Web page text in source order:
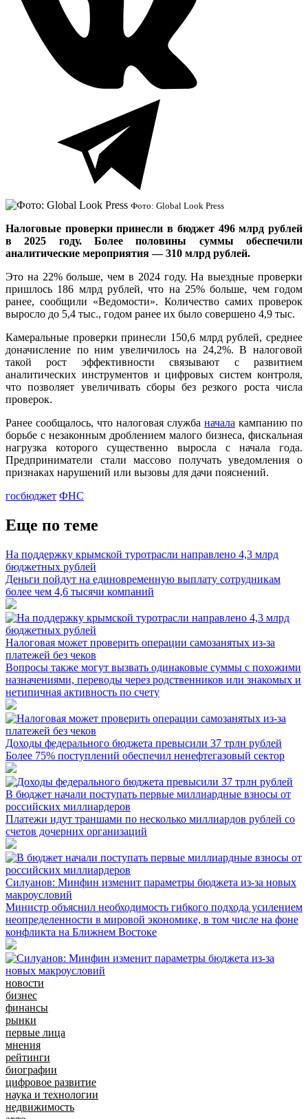
Фото: Global Look Press
Налоговые проверки принесли в бюджет 496 млрд рублей
в 2025 году. Более половины суммы обеспечили
аналитические мероприятия — 310 млрд рублей.
Это на 22% больше, чем в 2024 году. На выездные проверки
пришлось 186 млрд рублей, что на 25% больше, чем годом
ранее, сообщили «Ведомости». Количество самих проверок
выросло до 5,4 тыс., годом ранее их было совершено 4,9 тыс.
Камеральные проверки принесли 150,6 млрд рублей, среднее
доначисление по ним увеличилось на 24,2%. В налоговой
такой рост эффективности связывают с развитием
аналитических инструментов и цифровых систем контроля,
что позволяет увеличивать сборы без резкого роста числа
проверок.
Ранее сообщалось, что налоговая служба начала кампанию по
борьбе с незаконным дроблением малого бизнеса, фискальная
нагрузка которого существенно выросла с начала года.
Предприниматели стали массово получать уведомления о
признаках нарушений или вызовы для дачи пояснений.
госбюджет ФНС
Еще по теме
На поддержку крымской туротрасли направлено 4,3 млрд
бюджетных рублей
Деньги пойдут на единовременную выплату сотрудникам
более чем 4,6 тысячи компаний
Налоговая может проверить операции самозанятых из-за
платежей без чеков
Вопросы также могут вызвать одинаковые суммы с похожими
назначениями, переводы через родственников или знакомых и
нетипичная активность по счету
Доходы федерального бюджета превысили 37 трлн рублей
Более 75% поступлений обеспечил ненефтегазовый сектор
В бюджет начали поступать первые миллиардные взносы от
российских миллиардеров
Платежи идут траншами по несколько миллиардов рублей со
счетов дочерних организаций
Силуанов: Минфин изменит параметры бюджета из-за новых
макроусловий
Министр объяснил необходимость гибкого подхода усилением
неопределенности в мировой экономике, в том числе на фоне
конфликта на Ближнем Востоке
новости
бизнес
финансы
рынки
первые лица
мнения
рейтинги
биографии
цифровое развитие
наука и технологии
недвижимость